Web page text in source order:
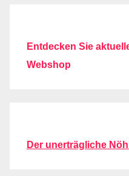
Entdecken Sie
Webshop
Der unerträgliche